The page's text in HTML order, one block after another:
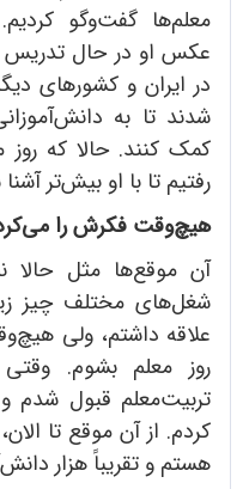
معلم‌ها گفت‌وگو
عکس او در حال تدریس
در ایران و کشورهای
شدند تا به
کمک کنند. حالا که
رفتیم تا با او بیش‌تر
هیچوقت فکرش را می
آن موقع‌ها مثل حالا
شغل‌های مختلف چیز
علاقه داشتم، ولی
روز معلم بشوم.
تربیت‌معلم قبول شدم و
هستم و تقریباً هزار